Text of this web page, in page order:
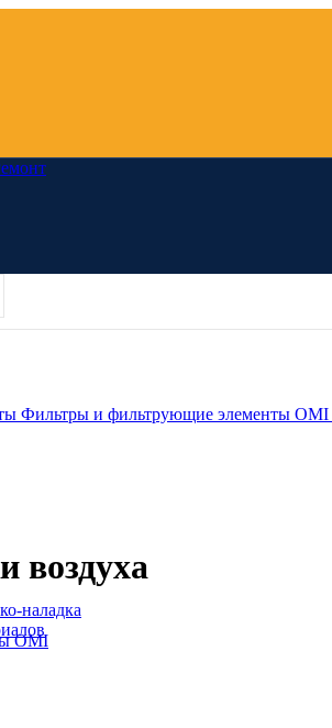
наладка
Фильтры и фильтрующие элементы OMI
воздуха
OMI